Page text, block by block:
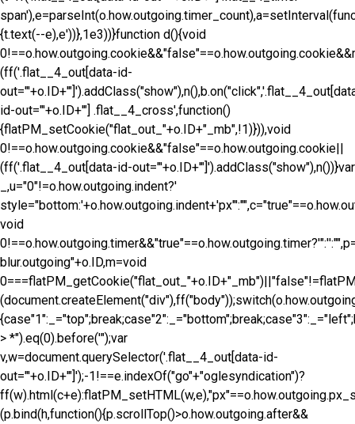
{t.text(--e),e'))},1e3))}function d(){void
(ff('.flat__4_out[data-id-
id-out="'+o.ID+'"] .flat__4_cross',function()
{flatPM_setCookie("flat_out_"+o.ID+"_mb",!1)})),void
0!==o.how.outgoing.cookie&&"false"==o.how.outgoing.cookie||
(ff('.flat__4_out[data-id-out="'+o.ID+'"]').addClass("show"),n())}var
_,u="0"!=o.how.outgoing.indent?'
void
0!==o.how.outgoing.timer&&"true"==o.how.outgoing.timer?'":'
blur.outgoing"+o.ID,m=void
> *").eq(0).before('");var
v,w=document.querySelector('.flat__4_out[data-id-
out="'+o.ID+'"]');-1!==e.indexOf("go"+"oglesyndication")?
(p.bind(h,function(){p.scrollTop()>o.how.outgoing.after&&